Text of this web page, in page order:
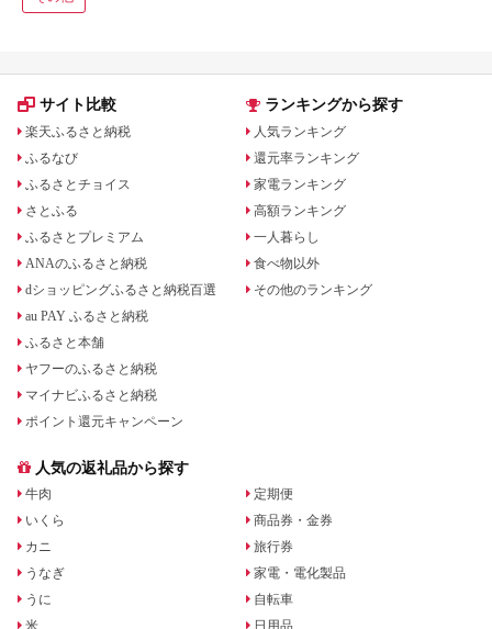
サイト比較
楽天ふるさと納税
ふるなび
ふるさとチョイス
さとふる
ふるさとプレミアム
ANAのふるさと納税
dショッピングふるさと納税百選
au PAY ふるさと納税
ふるさと本舗
ヤフーのふるさと納税
マイナビふるさと納税
ポイント還元キャンペーン
ランキングから探す
人気ランキング
還元率ランキング
家電ランキング
高額ランキング
一人暮らし
食べ物以外
その他のランキング
人気の返礼品から探す
牛肉
いくら
カニ
うなぎ
うに
米
定期便
商品券・金券
旅行券
家電・電化製品
自転車
日用品